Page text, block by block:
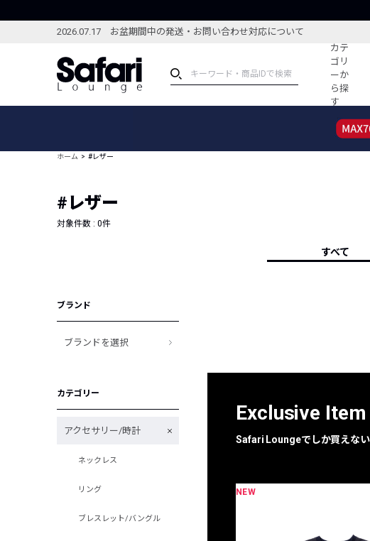
2026.07.17 お盆期間中の発送・お問い合わせ対応について
カテ
ゴリ
ーか
ら探
す
ブランドから探す
新着アイテム
編集部のおすすめアイテム
ホーム #レザー
#レザー
対象件数 : 0件
すべて
ブランド
ブランドを選択
カテゴリー
アクセサリー/時計
ネックレス
リング
ブレスレット/バングル
Exclusive Item
Safari Loungeでしか買えな
NEW